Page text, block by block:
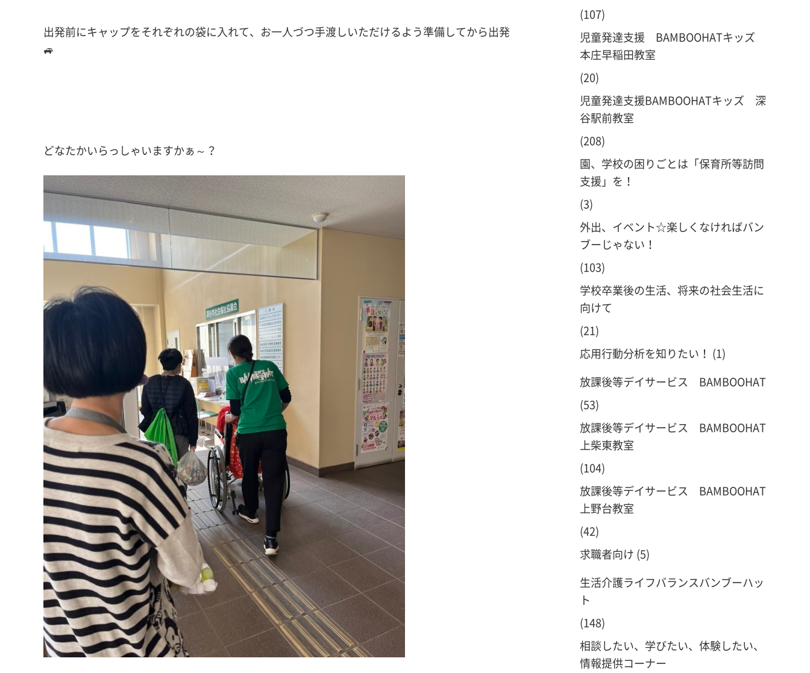
出発前にキャップをそれぞれの袋に入れて、お一人づつ手渡しいただけるよう準備してから出発
🚙
どなたかいらっしゃいますかぁ～？
(107)
児童発達支援 BAMBOOHATキッズ
本庄早稲田教室
(20)
児童発達支援BAMBOOHATキッズ 深
谷駅前教室
(208)
園、学校の困りごとは「保育所等訪問
支援」を！
(3)
外出、イベント☆楽しくなければバン
ブーじゃない！
(103)
学校卒業後の生活、将来の社会生活に
向けて
(21)
応用行動分析を知りたい！ (1)
放課後等デイサービス BAMBOOHAT
(53)
放課後等デイサービス BAMBOOHAT
上柴東教室
(104)
放課後等デイサービス BAMBOOHAT
上野台教室
(42)
求職者向け (5)
生活介護ライフバランスバンブーハッ
ト
(148)
相談したい、学びたい、体験したい、
情報提供コーナー